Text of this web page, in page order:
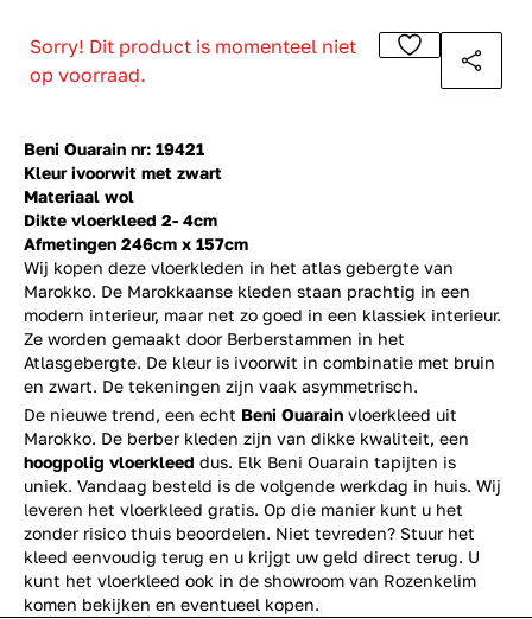
Beni Ouarain nr: 19421
Kleur ivoorwit met zwart
Materiaal wol
Dikte vloerkleed 2- 4cm
Afmetingen 246cm x 157cm
Wij kopen deze vloerkleden in het atlas gebergte van
Marokko. De Marokkaanse kleden staan prachtig in een
modern interieur, maar net zo goed in een klassiek interieur.
Ze worden gemaakt door Berberstammen in het
Atlasgebergte. De kleur is ivoorwit in combinatie met bruin
en zwart. De tekeningen zijn vaak asymmetrisch.
Sorry! Dit product is momenteel niet
op voorraad.
De nieuwe trend, een echt Beni Ouarain vloerkleed uit
Marokko. De berber kleden zijn van dikke kwaliteit, een
hoogpolig vloerkleed dus. Elk Beni Ouarain tapijten is
uniek. Vandaag besteld is de volgende werkdag in huis. Wij
leveren het vloerkleed gratis. Op die manier kunt u het
zonder risico thuis beoordelen. Niet tevreden? Stuur het
kleed eenvoudig terug en u krijgt uw geld direct terug. U
kunt het vloerkleed ook in de showroom van Rozenkelim
komen bekijken en eventueel kopen.